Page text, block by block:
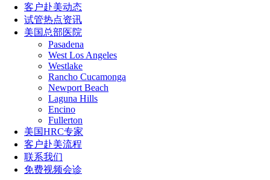
客户赴美动态
试管热点资讯
美国总部医院
Pasadena
West Los Angeles
Westlake
Rancho Cucamonga
Newport Beach
Laguna Hills
Encino
Fullerton
美国HRC专家
客户赴美流程
联系我们
免费视频会诊